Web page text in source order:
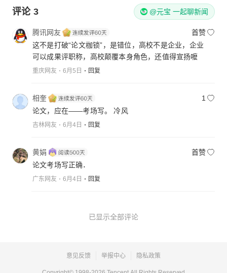
评论 3 @元宝 一起聊新闻
腾讯网友
首赞
这不是打破“论文枷锁”，是错位，高校不是企业，企业
可以成果评职称，高校颠覆本身角色，还值得宣扬嚒
重庆网友 6月5日 回复
相奎
1
论文，应在——考场写。 冷风
吉林网友 6月4日 回复
黄娟
首赞
论文考场写正确．
广东网友 6月4日 回复
已显示全部评论
意见反馈 举报中心 隐私政策